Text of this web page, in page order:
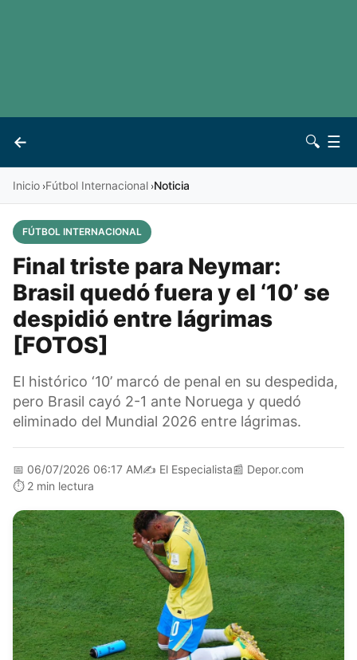
←
Vives 🔍 ☰
Inicio ›Fútbol Internacional ›Noticia
FÚTBOL INTERNACIONAL
Final triste para Neymar:
Brasil quedó fuera y el ‘10’ se
despidió entre lágrimas
[FOTOS]
El histórico ‘10’ marcó de penal en su despedida,
pero Brasil cayó 2-1 ante Noruega y quedó
eliminado del Mundial 2026 entre lágrimas.
📅 06/07/2026 06:17 AM✍️ El Especialista📰 Depor.com
⏱️ 2 min lectura